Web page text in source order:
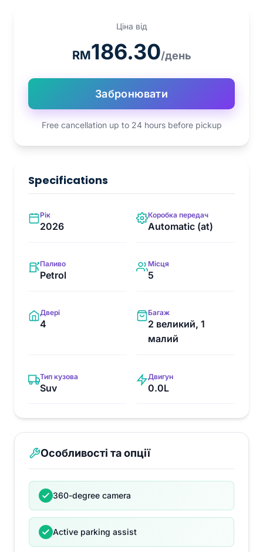
Ціна від
RM186.30/день
Забронювати
Free cancellation up to 24 hours before pickup
Specifications
Рік
2026
Коробка передач
Automatic (at)
Паливо
Petrol
Місця
5
Двері
4
Багаж
2 великий, 1
малий
Тип кузова
Suv
Двигун
0.0L
Особливості та опції
360-degree camera
Active parking assist